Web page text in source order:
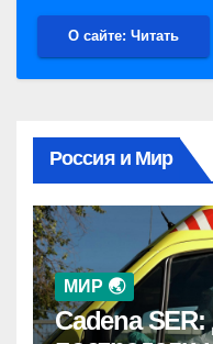
О сайте: Читать
Россия и Мир
МИР 🌏
Cadena